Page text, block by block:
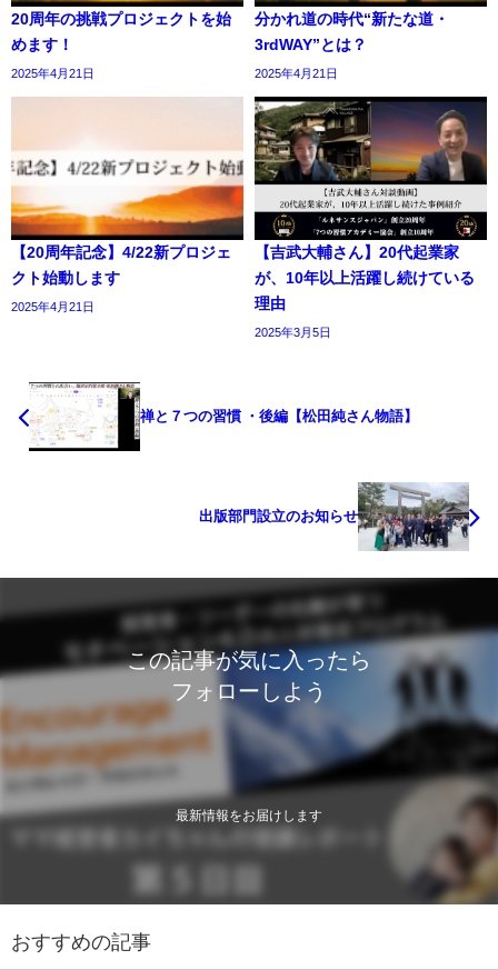
20周年の挑戦プロジェクトを始
めます！
2025年4月21日
分かれ道の時代“新たな道・
3rdWAY”とは？
2025年4月21日
【20周年記念】4/22新プロジェ
クト始動します
2025年4月21日
【吉武大輔さん】20代起業家
が、10年以上活躍し続けている
理由
2025年3月5日
禅と７つの習慣 ・後編【松田純さん物語】
出版部門設立のお知らせ
この記事が気に入ったら
フォローしよう
最新情報をお届けします
おすすめの記事